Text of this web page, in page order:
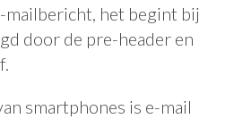
mailbericht, het begint bij
door de pre-header en
smartphones is e-mail